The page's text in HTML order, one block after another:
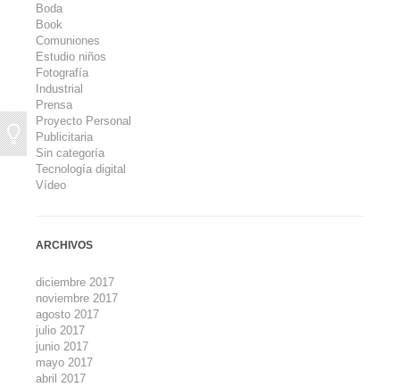
Boda
Book
Comuniones
Estudio niños
Fotografía
Industrial
Prensa
Proyecto Personal
Publicitaria
Sin categoría
Tecnología digital
Vídeo
ARCHIVOS
diciembre 2017
noviembre 2017
agosto 2017
julio 2017
junio 2017
mayo 2017
abril 2017